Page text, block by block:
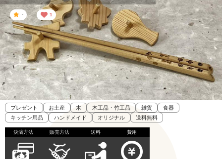
- 1
プレゼント お土産 木 木工品・竹工品 雑貨
食器
キッチン用品
ハンドメイド オリジナル 送料無料
決済方法 販売方法 送料 費用